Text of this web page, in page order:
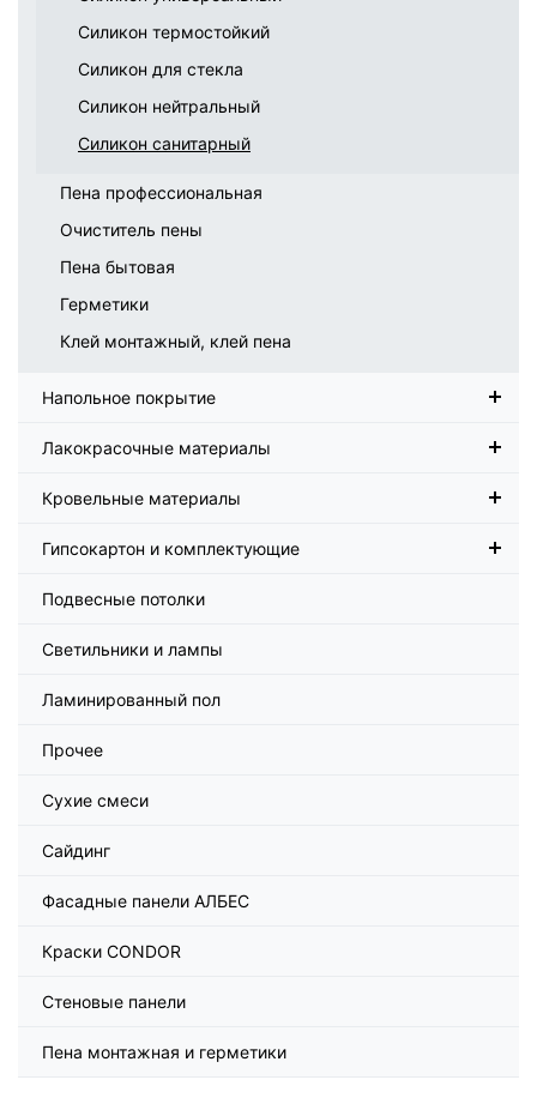
Силикон термостойкий
Силикон для стекла
Силикон нейтральный
Силикон санитарный
Пена профессиональная
Очиститель пены
Пена бытовая
Герметики
Клей монтажный, клей пена
Напольное покрытие
Лакокрасочные материалы
Кровельные материалы
Гипсокартон и комплектующие
Подвесные потолки
Светильники и лампы
Ламинированный пол
Прочее
Сухие смеси
Сайдинг
Фасадные панели АЛБЕС
Краски CONDOR
Стеновые панели
Пена монтажная и герметики